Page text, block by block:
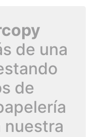
de una
de
nuestra